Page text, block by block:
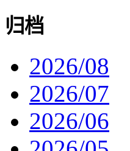
归档
2026/08
2026/07
2026/06